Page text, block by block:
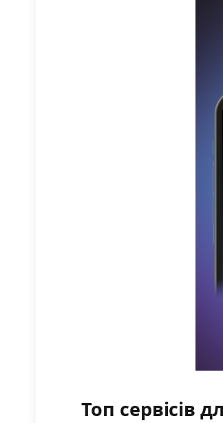
Топ сервісів